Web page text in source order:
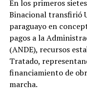
En los primeros
Binacional transfirió
paraguayo en
pagos a la
(ANDE), recursos
Tratado,
financiamiento de
marcha.